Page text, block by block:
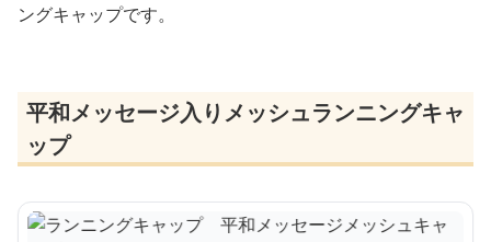
ングキャップです。
平和メッセージ入りメッシュランニングキャ
ップ